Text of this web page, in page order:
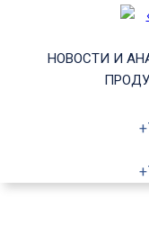
НОВОСТИ И